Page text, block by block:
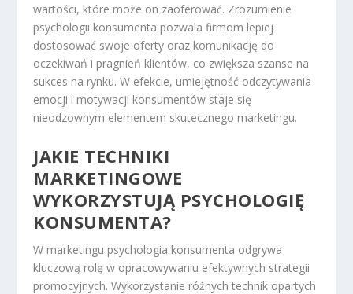
wartości, które może on zaoferować. Zrozumienie
psychologii konsumenta pozwala firmom lepiej
dostosować swoje oferty oraz komunikację do
oczekiwań i pragnień klientów, co zwiększa szanse na
sukces na rynku. W efekcie, umiejętność odczytywania
emocji i motywacji konsumentów staje się
nieodzownym elementem skutecznego marketingu.
JAKIE TECHNIKI
MARKETINGOWE
WYKORZYSTUJĄ PSYCHOLOGIĘ
KONSUMENTA?
W marketingu psychologia konsumenta odgrywa
kluczową rolę w opracowywaniu efektywnych strategii
promocyjnych. Wykorzystanie różnych technik opartych